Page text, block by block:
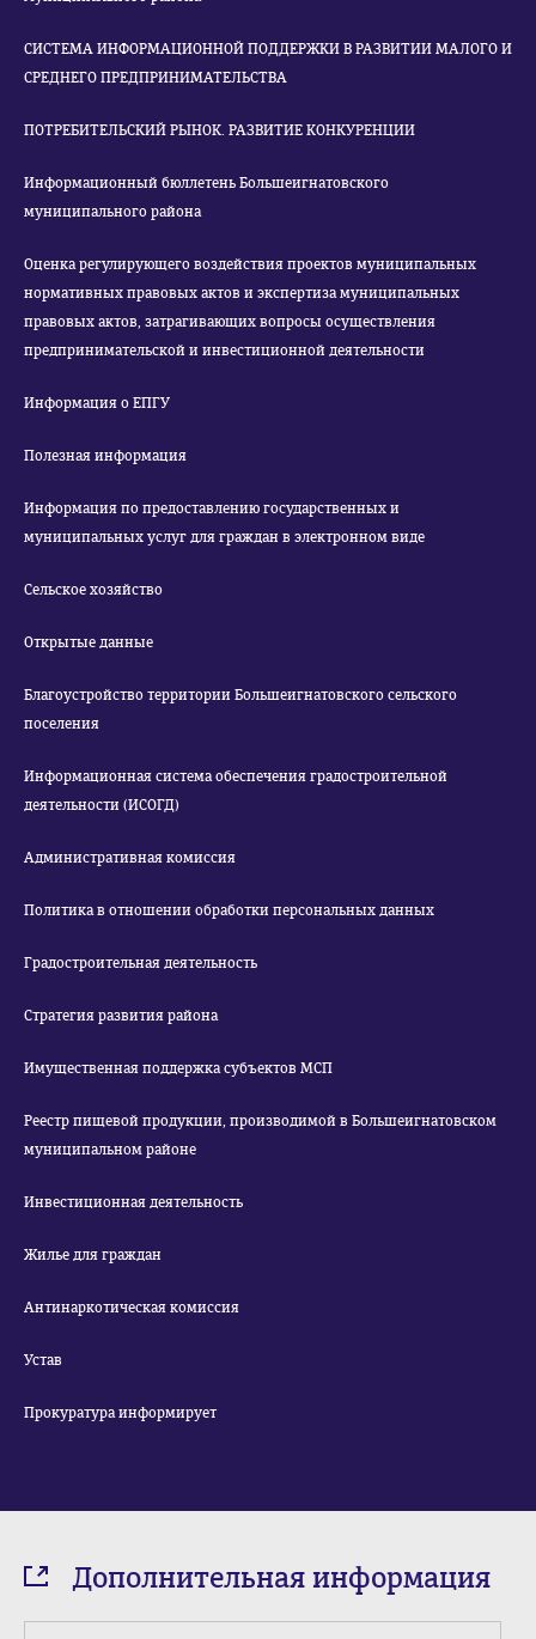
СИСТЕМА ИНФОРМАЦИОННОЙ ПОДДЕРЖКИ В РАЗВИТИИ МАЛОГО И
СРЕДНЕГО ПРЕДПРИНИМАТЕЛЬСТВА
ПОТРЕБИТЕЛЬСКИЙ РЫНОК. РАЗВИТИЕ КОНКУРЕНЦИИ
Информационный бюллетень Большеигнатовского
муниципального района
Оценка регулирующего воздействия проектов муниципальных
нормативных правовых актов и экспертиза муниципальных
правовых актов, затрагивающих вопросы осуществления
предпринимательской и инвестиционной деятельности
Информация о ЕПГУ
Полезная информация
Информация по предоставлению государственных и
муниципальных услуг для граждан в электронном виде
Сельское хозяйство
Открытые данные
Благоустройство территории Большеигнатовского сельского
поселения
Информационная система обеспечения градостроительной
деятельности (ИСОГД)
Административная комиссия
Политика в отношении обработки персональных данных
Градостроительная деятельность
Стратегия развития района
Имущественная поддержка субъектов МСП
Реестр пищевой продукции, производимой в Большеигнатовском
муниципальном районе
Инвестиционная деятельность
Жилье для граждан
Антинаркотическая комиссия
Устав
Прокуратура информирует
Дополнительная информация